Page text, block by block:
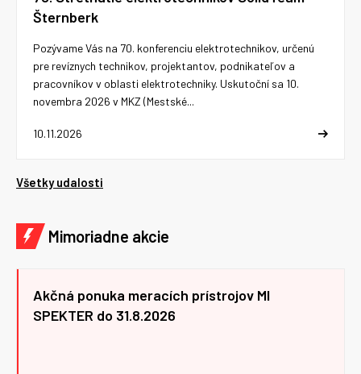
Šternberk
10.11.2026
Pozývame Vás na 70. konferenciu elektrotechnikov, určenú
pre revíznych technikov, projektantov, podnikateľov a
pracovníkov v oblasti elektrotechniky. Uskutoční sa 10.
novembra 2026 v MKZ (Mestské...
Všetky udalosti
Mimoriadne akcie
Akčná ponuka meracích prístrojov MI
SPEKTER do 31.8.2026